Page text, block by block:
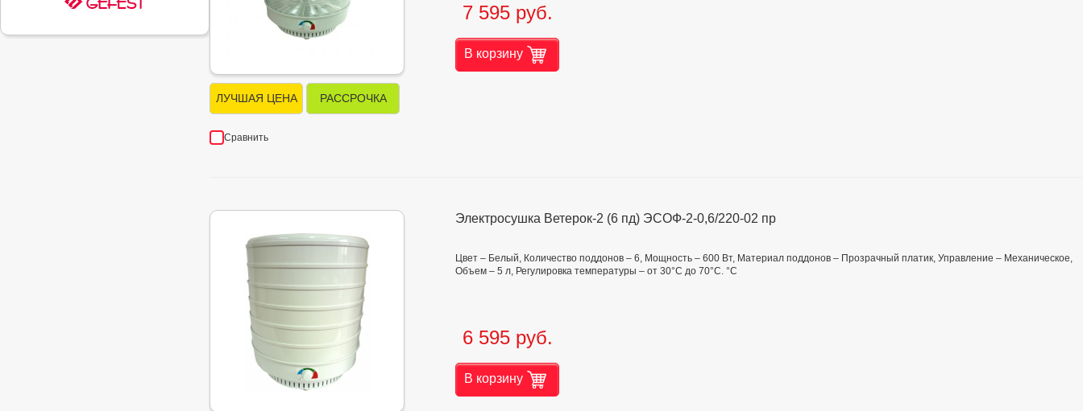
ЛУЧШАЯ ЦЕНА РАССРОЧКА
Сравнить
7 595 руб.
В корзину
Электросушка Ветерок-2 (6 пд) ЭСОФ-2-0,6/220-02 пр
Цвет – Белый, Количество поддонов – 6, Мощность – 600 Вт, Материал поддонов – Прозрачный платик, Управление – Механическое,
Объем – 5 л, Регулировка температуры – от 30°С до 70°С. °C
6 595 руб.
В корзину